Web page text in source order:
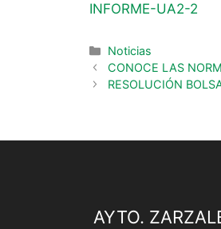
INFORME-UA2-2
Noticias
CONOCE LAS
RESOLUCIÓN
AYTO.